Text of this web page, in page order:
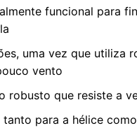
funcional para
uma vez que utiliza
vento
robusto que resiste a
para a hélice